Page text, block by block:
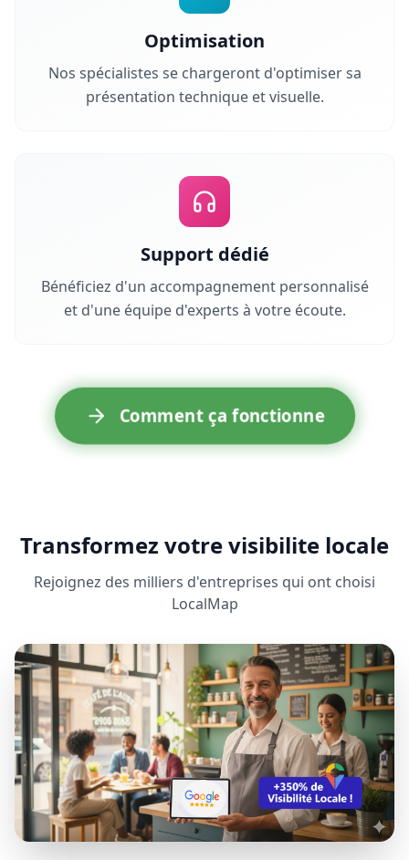
Optimisation
Nos spécialistes se chargeront d'optimiser sa
présentation technique et visuelle.
Support dédié
Bénéficiez d'un accompagnement personnalisé
et d'une équipe d'experts à votre écoute.
Comment ça fonctionne
Transformez votre visibilite locale
Rejoignez des milliers d'entreprises qui ont choisi
LocalMap